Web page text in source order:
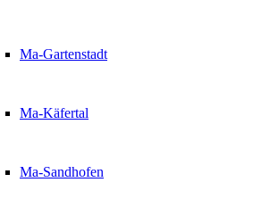
Ma-Gartenstadt
Ma-Käfertal
Ma-Sandhofen